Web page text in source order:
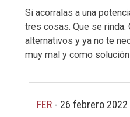
Si acorralas a una
tres cosas. Que se rinda.
alternativos y ya no te
muy mal y como
FER - 26 febrero 2022